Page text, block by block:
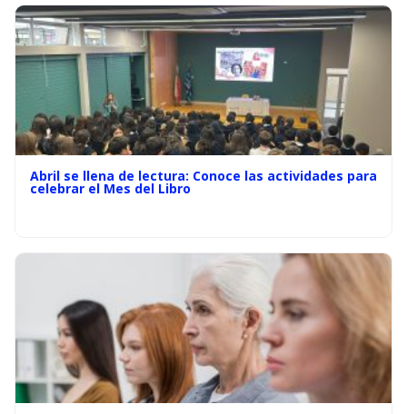
Abril se llena de lectura: Conoce las actividades para
celebrar el Mes del Libro